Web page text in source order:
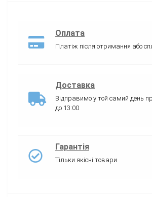
Оплата
Платіж після отримання або
Доставка
Відправимо у той самий день
до 13:00
Гарантія
Тільки якісні товари